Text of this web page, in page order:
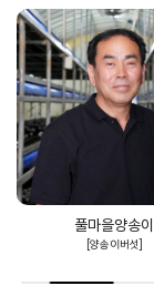
가을하늘양송이
[양송이버섯]